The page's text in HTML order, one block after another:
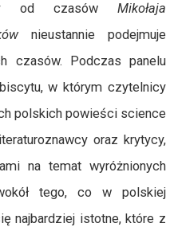
od czasów Mikołaja
nieustannie podejmuje
czasów. Podczas panelu
w którym czytelnicy
polskich powieści science
oraz krytycy,
na temat wyróżnionych
tego, co w polskiej
najbardziej istotne, które z